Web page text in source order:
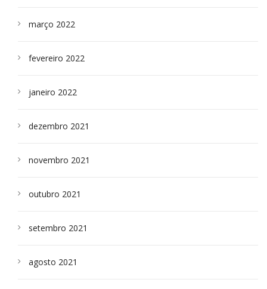
março 2022
fevereiro 2022
janeiro 2022
dezembro 2021
novembro 2021
outubro 2021
setembro 2021
agosto 2021